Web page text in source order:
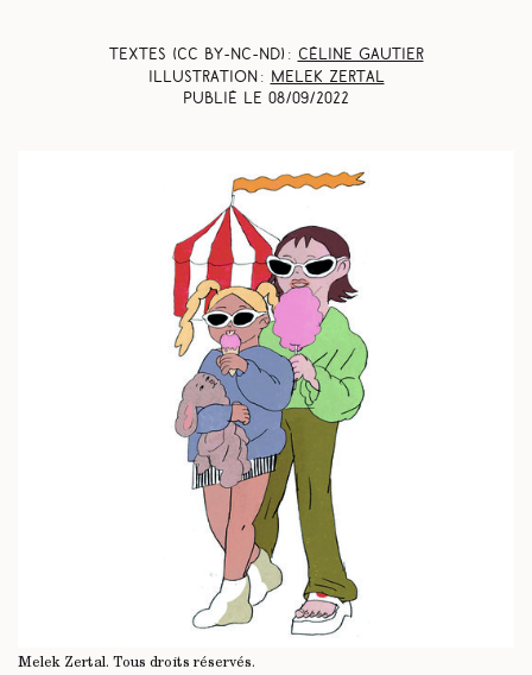
Textes (CC BY-NC-ND) :
Céline Gautier
Illustration :
Melek Zertal
Publié le 08/09/2022
Melek Zertal. Tous droits réservés.